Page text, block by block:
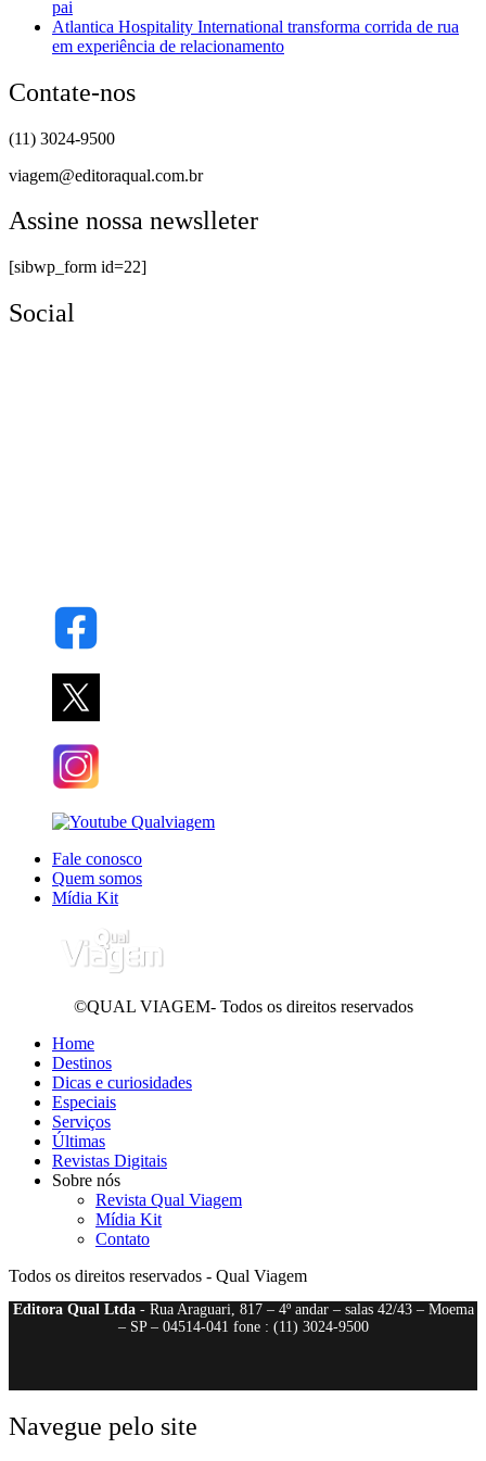
pai
Atlantica Hospitality International transforma corrida de rua
em experiência de relacionamento
Contate-nos
(11) 3024-9500
viagem@editoraqual.com.br
Assine nossa newslleter
[sibwp_form id=22]
Social
Fale conosco
Quem somos
Mídia Kit
©QUAL VIAGEM- Todos os direitos reservados
Home
Destinos
Dicas e curiosidades
Especiais
Serviços
Últimas
Revistas Digitais
Sobre nós
Revista Qual Viagem
Mídia Kit
Contato
Todos os direitos reservados - Qual Viagem
Editora Qual Ltda- Rua Araguari, 817 – 4º andar – salas 42/43 – Moema
– SP – 04514-041 fone : (11) 3024-9500
Navegue pelo site